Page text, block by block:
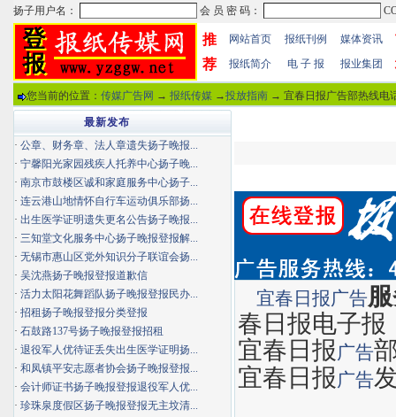
推
荐
网站首页 报纸刊例 媒体资讯
报纸简介 电 子 报 报业集团
您当前的位置： 传媒广告网 → 报纸传媒 →投放指南 → 宜春日报广告部热线电
宜春日报广告
春日报电子报
宜春日报广告
宜春日报广告
最新发布
· 公章、财务章、法人章遗失扬子晚报...
· 宁馨阳光家园残疾人托养中心扬子晚...
· 南京市鼓楼区诚和家庭服务中心扬子...
· 连云港山地情怀自行车运动俱乐部扬...
· 出生医学证明遗失更名公告扬子晚报...
· 三知堂文化服务中心扬子晚报登报解...
· 无锡市惠山区党外知识分子联谊会扬...
· 吴沈燕扬子晚报登报道歉信
· 活力太阳花舞蹈队扬子晚报登报民办...
· 招租扬子晚报登报分类登报
· 石鼓路137号扬子晚报登报招租
· 退役军人优待证丢失出生医学证明扬...
· 和凤镇平安志愿者协会扬子晚报登报...
· 会计师证书扬子晚报登报退役军人优...
· 珍珠泉度假区扬子晚报登报无主坟清...